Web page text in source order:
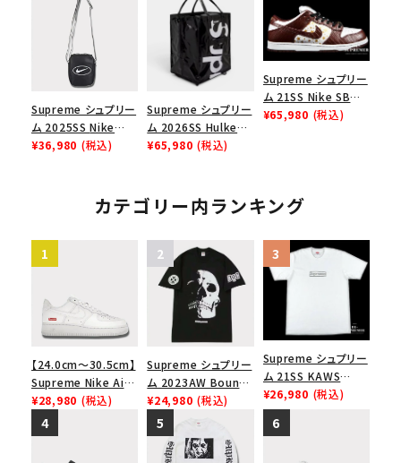
ース１スニーカー シ
ューズ ホワイト
Low AF1 シュプリー
ムグッドイナフ ナイキ
エアフォース１スニー
カー シューズ ホワイ
メゾンマルジェラボッ
クスロゴTシャツ ホ
ワイト 白
Supreme シュプリー
ム 2025SS Nike
Leather Shoulder
¥36,980 (税込)
Supreme シュプリー
ム 2026SS Hulken
Rolling Tote
ブラック
¥65,980 (税込)
Supreme シュプリー
ム 21SS Nike SB
Dunk Low ナイキSB
¥65,980 (税込)
カテゴリー内ランキング
【24.0cm～30.5cm】
Supreme Nike Air
Force 1 Low シュプ
リーム ナイキエアフォ
ース１スニーカー シ
¥28,980 (税込)
Supreme シュプリー
ム 2023AW Bounty
Hunter Skulls Tee
バウンティハンタース
カルズTシャツ ブラッ
ク 黒
¥24,980 (税込)
Supreme シュプリー
ム 21SS KAWS
Chalk Logo Tee カ
ウズチョークロゴTシ
ャツ ホワイト
¥26,980 (税込)